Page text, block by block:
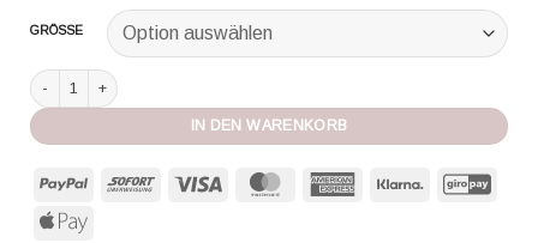
GRÖSSE
Eres Badeanzug Aquarelle fou Menge
IN DEN WARENKORB
PayPal Sofort MasterCard American
Klarna
Apple